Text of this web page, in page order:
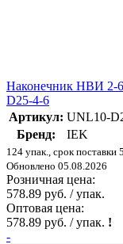
Наконечник НВИ 2-
D25-4-6
Артикул: UNL10-
Бренд:
IEK
124 упак., срок поставки
Обновлено 05.08.2026
Розничная цена:
578.89 руб. / упак.
Оптовая цена:
578.89 руб. / упак. !
-